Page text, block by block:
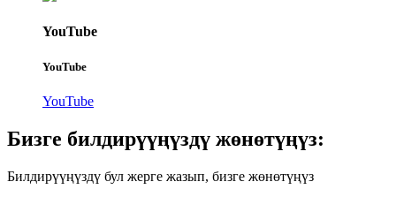
YouTube
YouTube
YouTube
Бизге билдирүүңүздү жөнөтүңүз:
Билдирүүңүздү бул жерге жазып, бизге жөнөтүңүз